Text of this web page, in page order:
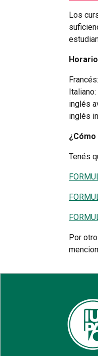
Los
inglés
inglés
Tenés
Por